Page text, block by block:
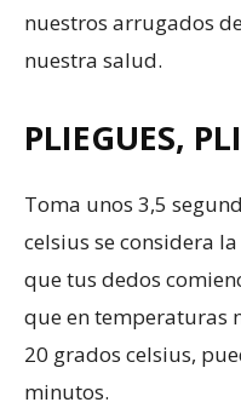
nuestros arrugados
nuestra salud.
PLIEGUES,
Toma unos 3,5
celsius se considera
que tus dedos
que en temperaturas
20 grados celsius,
minutos.